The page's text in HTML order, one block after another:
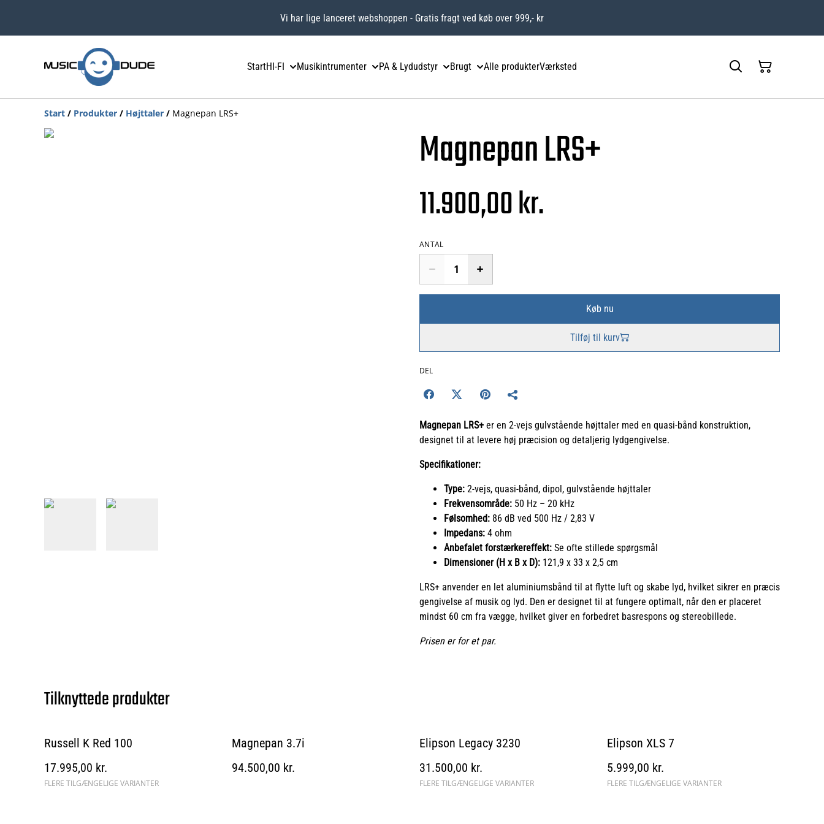
Vi har lige lanceret webshoppen - Gratis fragt ved køb over 999,- kr
StartHI-FI Musikintrumenter PA & Lydudstyr Brugt Alle produkterVærksted
Start / Produkter / Højttaler / Magnepan LRS+
Magnepan LRS+
11.900,00 kr.
ANTAL
Køb nu
Tilføj til kurv
DEL
Magnepan LRS+ er en 2-vejs gulvstående højttaler med en quasi-bånd konstruktion,
designet til at levere høj præcision og detaljerig lydgengivelse.
Specifikationer:
Type: 2-vejs, quasi-bånd, dipol, gulvstående højttaler
Frekvensområde: 50 Hz – 20 kHz
Følsomhed: 86 dB ved 500 Hz / 2,83 V
Impedans: 4 ohm
Anbefalet forstærkereffekt: Se ofte stillede spørgsmål
Dimensioner (H x B x D): 121,9 x 33 x 2,5 cm
LRS+ anvender en let aluminiumsbånd til at flytte luft og skabe lyd, hvilket sikrer en præcis
gengivelse af musik og lyd. Den er designet til at fungere optimalt, når den er placeret
mindst 60 cm fra vægge, hvilket giver en forbedret basrespons og stereobillede.
Prisen er for et par.
Tilknyttede produkter
Russell K Red 100
17.995,00 kr.
FLERE TILGÆNGELIGE VARIANTER
Magnepan 3.7i
94.500,00 kr.
Elipson Legacy 3230
31.500,00 kr.
FLERE TILGÆNGELIGE VARIANTER
Elipson XLS 7
5.999,00 kr.
FLERE TILGÆNGELIGE VARIANTER